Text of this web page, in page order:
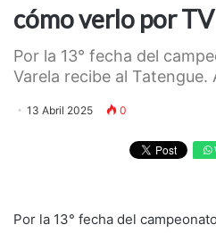
cómo verlo por TV
Por la 13° fecha del
Varela recibe al Tatengue.
13 Abril 2025 0
Por la 13° fecha del